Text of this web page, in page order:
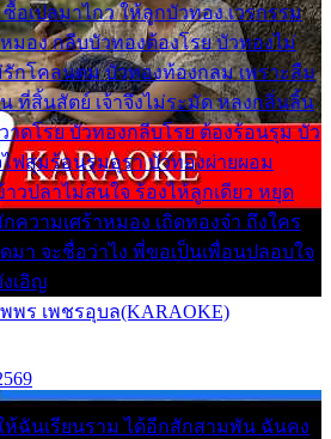
อเปลมาไกว ให้ลูกบัวทอง เวรกรรม
มอง กลีบบัวทองต้องโรย บัวทองไม่
รักโคลนตม บัวทองท้องกลม เพราะลืม
ที่สิ้นสัตย์ เจ้าจึงไม่ระมัด หลงกลิ่นลิ้น
าดโรย บัวทองกลีบโรย ต้องร้อนรุม บัว
ฟสุมร้อนรุมอุรา บัวทองผ่ายผอม
วปลาไม่สนใจ ร้องไห้ลูกเดียว หยุด
ความเศร้าหมอง เถิดทองจ๋า ถึงใคร
ดมา จะชื่อว่าไง พี่ขอเป็นเพื่อนปลอบใจ
เอิญ
พร เพชรอุบล(KARAOKE)
ห้ฉันเรียนราม ได้อีกสักสามพัน ฉันคง